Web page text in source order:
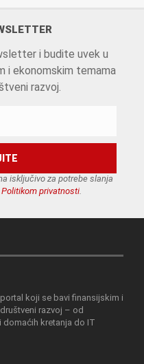
i budite uvek u
i ekonomskim temama
razvoj.
isključivo za potrebe slanja
Politikom privatnosti.
koji se bavi finansijskim i
razvoj – od
kretanja do IT